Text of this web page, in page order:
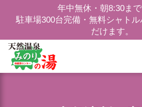
年中無休・朝8:30まで
駐車場300台完備・無料シャト
だけます。